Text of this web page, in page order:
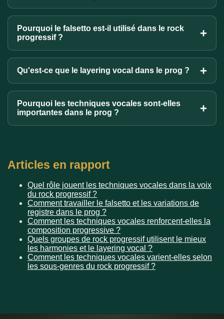
Pourquoi le falsetto est-il utilisé dans le rock
progressif ?
Qu'est-ce que le layering vocal dans le prog ?
Pourquoi les techniques vocales sont-elles
importantes dans le prog ?
Articles en rapport
Quel rôle jouent les techniques vocales dans la voix
du rock progressif ?
Comment travailler le falsetto et les variations de
registre dans le prog ?
Comment les techniques vocales renforcent-elles la
composition progressive ?
Quels groupes de rock progressif utilisent le mieux
les harmonies et le layering vocal ?
Comment les techniques vocales varient-elles selon
les sous-genres du rock progressif ?